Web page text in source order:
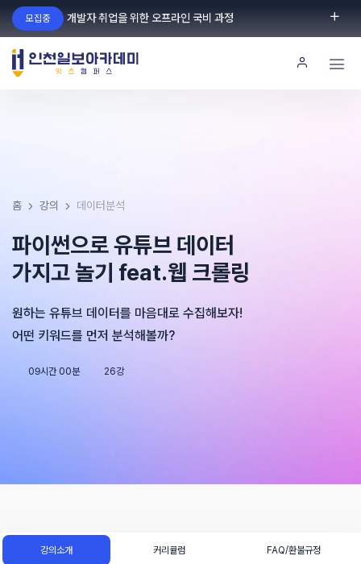
모집중 개발자 취업을 위한 오프라인 국비 과정
로그인
홈 강의 데이터분석
파이썬으로 유튜브 데이터
가지고 놀기 feat.웹 크롤링
원하는 유튜브 데이터를 마음대로 수집해보자!
어떤 키워드를 먼저 분석해볼까?
09시간 00분 26강
강의소개 커리큘럼 FAQ/환불규정